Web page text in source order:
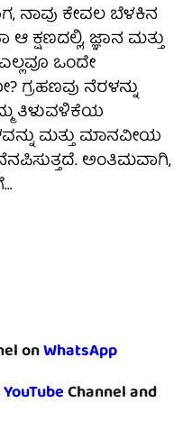
ನಾವು ಕೇವಲ ಬೆಳಕಿನ
ಕ್ಷಣದಲ್ಲಿ, ಜ್ಞಾನ ಮತ್ತು
ಒಂದೇ
ಗ್ರಹಣವು ನೆರಳನ್ನು
ತಿಳುವಳಿಕೆಯ
ಮತ್ತು ಮಾನವೀಯ
ಅಂತಿಮವಾಗಿ,
onWhatsApp
YouTubeChannel and